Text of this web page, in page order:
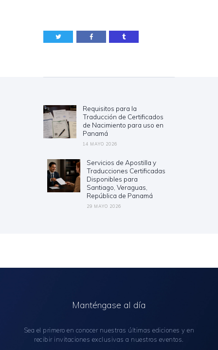
entradasPrevious
post:
Requisitos para la
Traducción de Certificados
de Nacimiento para uso en
Panamá
14 MAYO 2026
Next
post:
Servicios de Apostilla y
Traducciones Certificadas
Disponibles para
Santiago, Veraguas,
República de Panamá
29 MAYO 2026
Manténgase al día
Sea el primero en conocer nuestras últimas ediciones y en
recibir invitaciones exclusivas a nuestros eventos.